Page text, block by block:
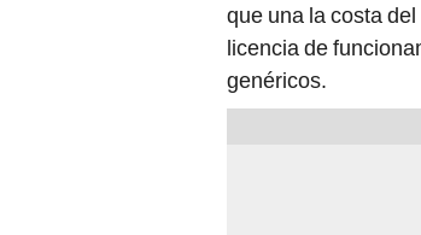
que una la costa
licencia de
genéricos.